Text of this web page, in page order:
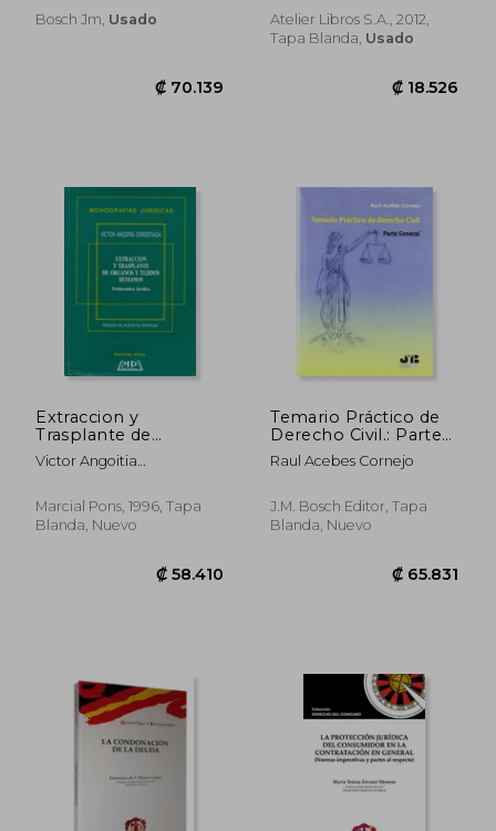
₡ 100.765
Bosch Jm, Usado
Atelier Libros S.A., 2012,
Tapa Blanda, Usado
Extraccion y
Trasplante de
Organos y Tejidos
Humanos
Victor Angoitia
Rodriguez (Prologo)
Marcial Pons, 1996, Tapa
Blanda, Nuevo
Temario Práctico de
Derecho Civil.: Parte
General.
Raul Acebes Cornejo
J.M. Bosch Editor, Tapa
Blanda, Nuevo